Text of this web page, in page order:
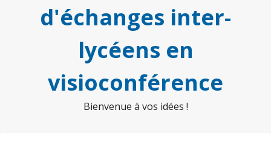
d'échanges inter-
lycéens en
visioconférence
Bienvenue à vos idées !